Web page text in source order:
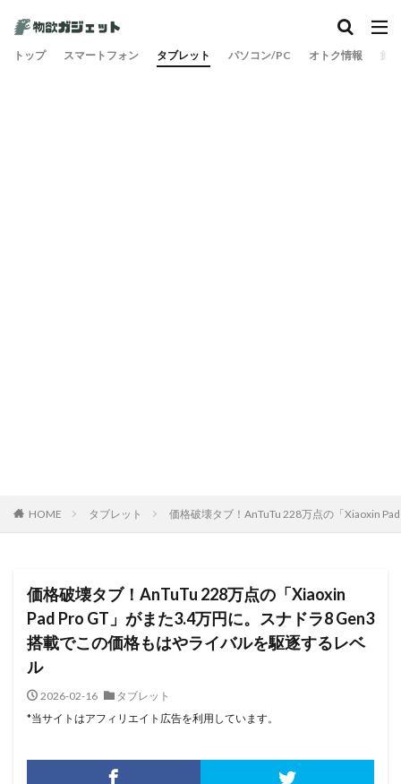
トップ スマートフォン タブレット パソコン/PC オトク情報 旅
HOME タブレット 価格破壊タブ！AnTuTu 228万点の「Xiaoxin
価格破壊タブ！AnTuTu 228万点の「Xiaoxin
Pad Pro GT」がまた3.4万円に。スナドラ8 Gen3
搭載でこの価格もはやライバルを駆逐するレベ
ル
2026-02-16
タブレット
*当サイトはアフィリエイト広告を利用しています。
カテゴリー